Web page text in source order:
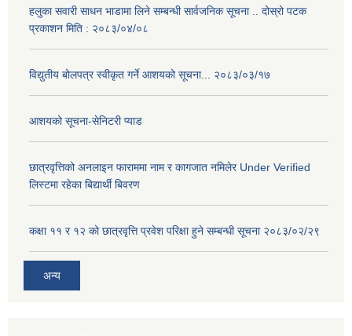
हलुका सवारी साधन भाडामा लिने सम्बन्धी सार्वजनिक सूचना .. दोस्रो पटक
प्रकाशन मिति : २०८३/०४/०८
विद्युतीय बोलपत्र स्वीकृत गर्ने आशयको सूचना... २०८३/०३/१७
आशयको सूचना-सेनिटरी प्याड
छात्रवृत्तिको अनलाइन फाराममा नाम र कागजात नमिलेर Under Verified
लिस्टमा रहेका बिद्यार्थी बिवरण
कक्षा ११ र १२ को छात्रवृत्ति प्रवेश परिक्षा हुने सम्बन्धी सूचना २०८३/०२/२९
अन्य